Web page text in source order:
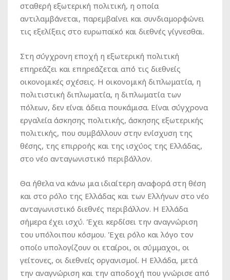
σταθερή εξωτερική πολιτική, η οποία
αντιλαμβάνεται, παρεμβαίνει και συνδιαμορφώνει
τις εξελίξεις στο ευρωπαϊκό και διεθνές γίγνεσθαι.
Στη σύγχρονη εποχή η εξωτερική πολιτική
επηρεάζει και επηρεάζεται από τις διεθνείς
οικονομικές σχέσεις. Η οικονομική διπλωματία, η
πολιτιστική διπλωματία, η διπλωματία των
πόλεων, δεν είναι άδεια πουκάμισα. Είναι σύγχρονα
εργαλεία άσκησης πολιτικής, άσκησης εξωτερικής
πολιτικής, που συμβάλλουν στην ενίσχυση της
θέσης, της επιρροής και της ισχύος της Ελλάδας,
στο νέο ανταγωνιστικό περιβάλλον.
Θα ήθελα να κάνω μια ιδιαίτερη αναφορά στη θέση
και στο ρόλο της Ελλάδας και των Ελλήνων στο νέο
ανταγωνιστικό διεθνές περιβάλλον. Η Ελλάδα
σήμερα έχει ισχύ. Έχει κερδίσει την αναγνώριση
του υπόλοιπου κόσμου. Έχει ρόλο και λόγο τον
οποίο υπολογίζουν οι εταίροι, οι σύμμαχοι, οι
γείτονες, οι διεθνείς οργανισμοί. Η Ελλάδα, μετά
την αναγνώριση και την αποδοχή που γνώρισε από